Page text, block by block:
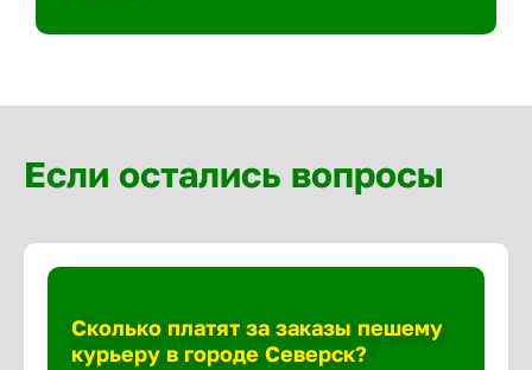
Если остались вопросы
Сколько платят за заказы пешему
курьеру в городе Северск?